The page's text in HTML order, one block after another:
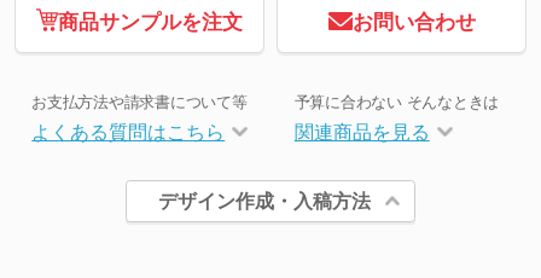
商品サンプルを注文 お問い合わせ
お支払方法や請求書について等
よくある質問はこちら
予算に合わない そんなときは
関連商品を見る
デザイン作成・入稿方法